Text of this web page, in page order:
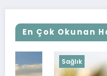
En Çok Okunan
Sağlık